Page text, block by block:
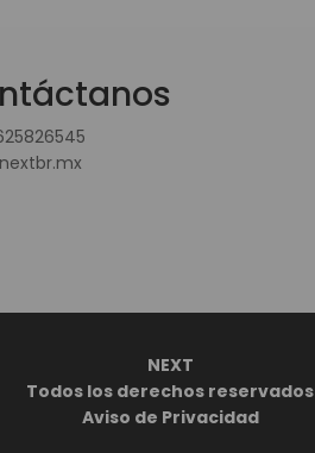
NEXT
Todos los derechos reservados
Aviso de Privacidad